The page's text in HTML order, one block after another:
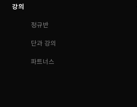
강의
정규반
단과 강의
파트너스